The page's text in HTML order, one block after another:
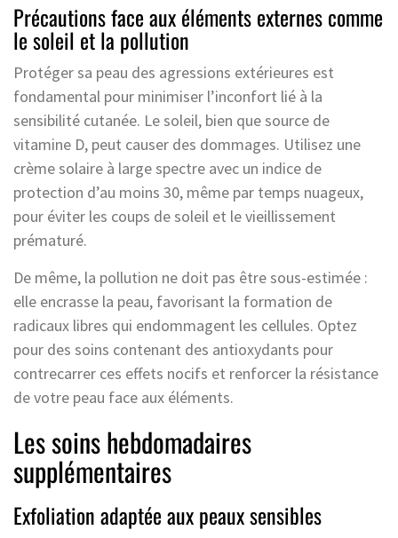
Précautions face aux éléments externes comme
le soleil et la pollution
Protéger sa peau des agressions extérieures est
fondamental pour minimiser l’inconfort lié à la
sensibilité cutanée. Le soleil, bien que source de
vitamine D, peut causer des dommages. Utilisez une
crème solaire à large spectre avec un indice de
protection d’au moins 30, même par temps nuageux,
pour éviter les coups de soleil et le vieillissement
prématuré.
De même, la pollution ne doit pas être sous-estimée :
elle encrasse la peau, favorisant la formation de
radicaux libres qui endommagent les cellules. Optez
pour des soins contenant des antioxydants pour
contrecarrer ces effets nocifs et renforcer la résistance
de votre peau face aux éléments.
Les soins hebdomadaires
supplémentaires
Exfoliation adaptée aux peaux sensibles